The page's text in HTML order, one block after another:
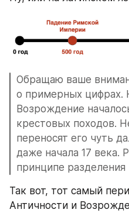
Обращаю ваше
о примерных цифрах.
Возрождение
крестовых походов.
переносят его чуть
даже начала 17 века.
принципе разделения
Так вот, тот самый